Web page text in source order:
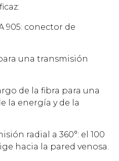
905: conector de
una transmisión
de la fibra para una
la energía y de la
radial a 360°: el 100
hacia la pared venosa.